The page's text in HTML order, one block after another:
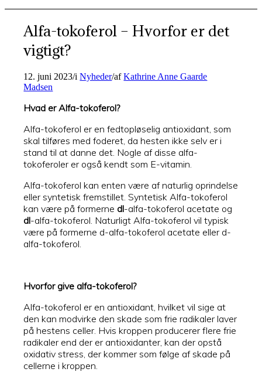
Alfa-tokoferol – Hvorfor er det
vigtigt?
12. juni 2023/iNyheder/afKathrine Anne Gaarde
Madsen
Hvad er Alfa-tokoferol?
Alfa-tokoferol er en fedtopløselig antioxidant, som
skal tilføres med foderet, da hesten ikke selv er i
stand til at danne det. Nogle af disse alfa-
tokoferoler er også kendt som E-vitamin.
Alfa-tokoferol kan enten være af naturlig oprindelse
eller syntetisk fremstillet. Syntetisk Alfa-tokoferol
kan være på formerne dl-alfa-tokoferol acetate og
dl-alfa-tokoferol. Naturligt Alfa-tokoferol vil typisk
være på formerne d-alfa-tokoferol acetate eller d-
alfa-tokoferol.
Hvorfor give alfa-tokoferol?
Alfa-tokoferol er en antioxidant, hvilket vil sige at
den kan modvirke den skade som frie radikaler laver
på hestens celler. Hvis kroppen producerer flere frie
radikaler end der er antioxidanter, kan der opstå
oxidativ stress, der kommer som følge af skade på
cellerne i kroppen.